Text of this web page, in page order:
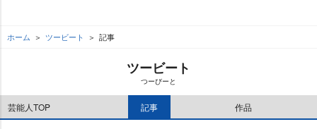
ホーム ツービート 記事
ツービート
つーびーと
芸能人TOP 記事 作品